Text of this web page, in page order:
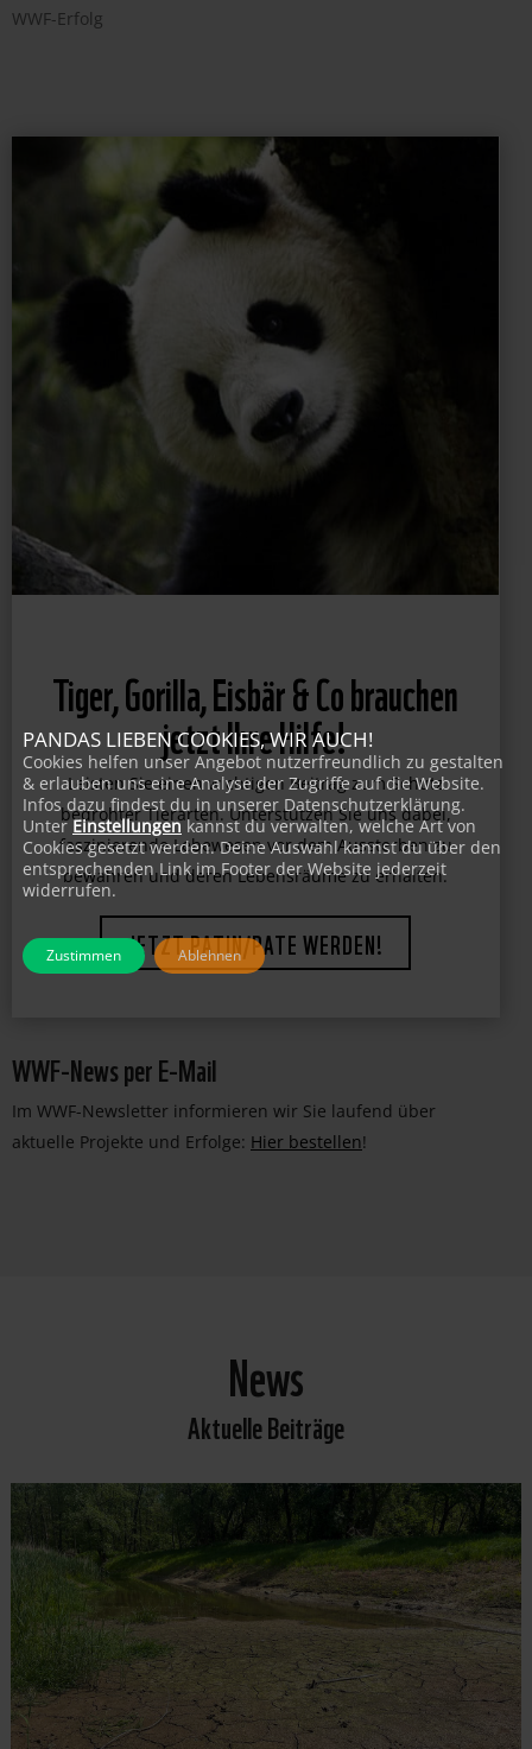
WWF-Erfolg
Tiger, Gorilla, Eisbär & Co brauchen
jetzt Ihre Hilfe!
Leisten Sie einen wichtigen Beitrag zum Schutz
bedrohter Tierarten. Unterstützen Sie uns dabei,
faszinierende Lebewesen vor dem Aussterben zu
bewahren und deren Lebensräume zu erhalten.
JETZT PATIN/PATE WERDEN!
WWF-News per E-Mail
Im WWF-Newsletter informieren wir Sie laufend über
aktuelle Projekte und Erfolge: Hier bestellen!
News
Aktuelle Beiträge
PANDAS LIEBEN COOKIES, WIR AUCH!
Cookies helfen unser Angebot nutzerfreundlich zu gestalten
& erlauben uns eine Analyse der Zugriffe auf die Website.
Infos dazu findest du in unserer Datenschutzerklärung.
UnterEinstellungen kannst du verwalten, welche Art von
Cookies gesetzt werden. Deine Auswahl kannst du über den
entsprechenden Link im Footer der Website jederzeit
widerrufen.
Zustimmen Ablehnen